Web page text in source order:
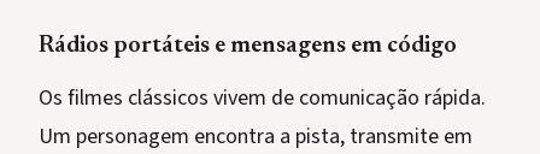
Rádios portáteis e mensagens em código
Os filmes clássicos vivem de comunicação rápida.
Um personagem encontra a pista, transmite em